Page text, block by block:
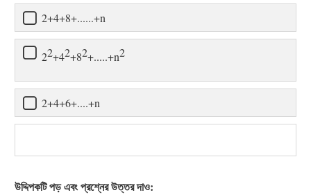
2+4+8+......+n
22+42+82+.....+n2
2+4+6+....+n
উদ্দিপকটি পড় এবং প্রশ্নের উত্তর দাও: